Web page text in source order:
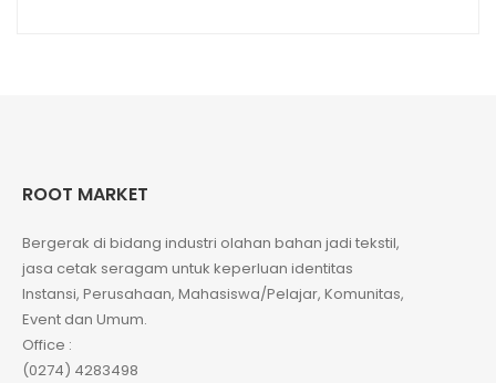
ROOT MARKET
Bergerak di bidang industri olahan bahan jadi tekstil,
jasa cetak seragam untuk keperluan identitas
Instansi, Perusahaan, Mahasiswa/Pelajar, Komunitas,
Event dan Umum.
Office :
(0274) 4283498